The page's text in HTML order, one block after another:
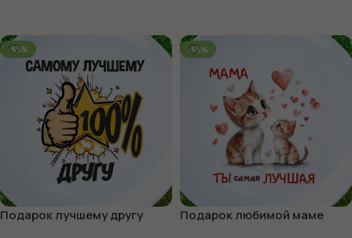
-65%
Подарок лучшему другу
-65%
Подарок любимой маме